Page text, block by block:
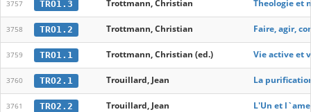
3757 TRO1.3 Trottmann, Christian Theologie et
3758 TRO1.2 Trottmann, Christian Faire, agir,
3759 TRO1.1 Trottmann, Christian (ed.) Vie active et
3760 TRO2.1 Trouillard, Jean La
3761 TRO2.2 Trouillard, Jean L'Un et